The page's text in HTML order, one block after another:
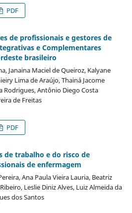
PDF
de profissionais e gestores de
e Complementares
brasileiro
Janaina Maciel de Queiroz, Kalyane
Lima de Araújo, Thainá Jacome
Rodrigues, Antônio Diego Costa
de Freitas
PDF
de trabalho e do risco de
de enfermagem
Ana Paula Vieira Lauria, Beatriz
Leslie Diniz Alves, Luiz Almeida da
dos Santos